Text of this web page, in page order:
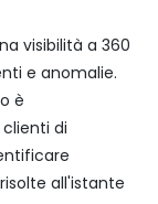
visibilità a 360
e anomalie.
è
di
all'istante